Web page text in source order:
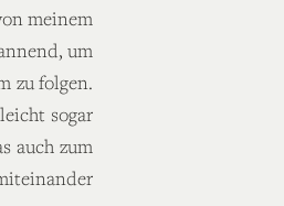
meinem
um
zu folgen.
sogar
auch zum